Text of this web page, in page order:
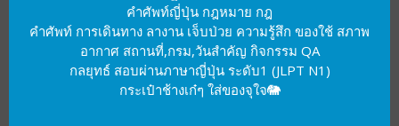
คำศัพท์ญี่ปุ่น กฎหมาย กฎ
คำศัพท์ การเดินทาง ลางาน เจ็บป่วย ความรู้สึก ของใช้ สภาพ
อากาศ สถานที่,กรม,วันสำคัญ กิจกรรม QA
กลยุทธ์ สอบผ่านภาษาญี่ปุ่น ระดับ1 (JLPT N1)
กระเป๋าช้างเก๋ๆ ใส่ของจุใจ🐘